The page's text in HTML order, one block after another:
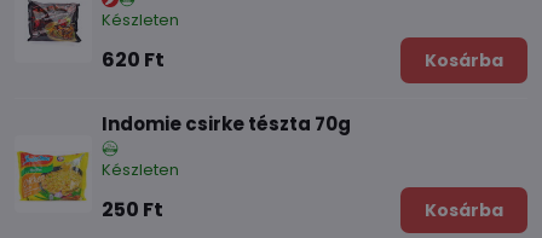
Készleten
620 Ft Kosárba
Indomie csirke tészta 70g
Készleten
250 Ft Kosárba